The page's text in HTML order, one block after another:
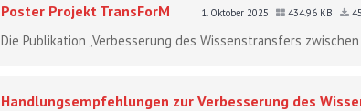
Poster Projekt TransForM 1. Oktober 2025 434.96 KB
Die Publikation „Verbesserung des Wissenstransfers
Handlungsempfehlungen zur Verbesserung des